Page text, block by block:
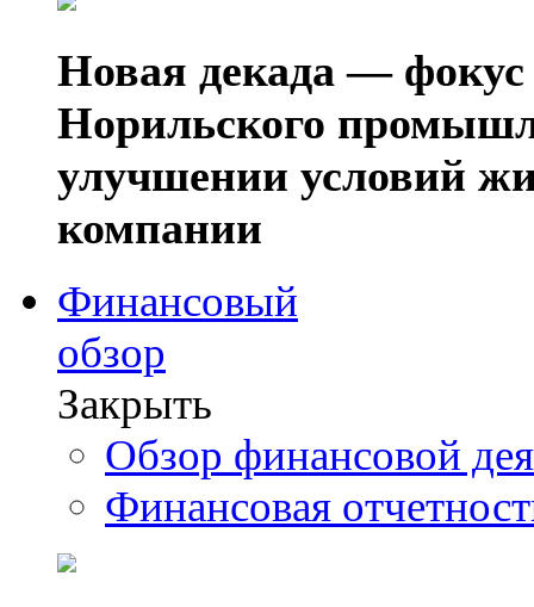
Новая декада — фокус
Норильского
улучшении условий
компании
Финансовый
обзор
Закрыть
Обзор финансовой
Финансовая